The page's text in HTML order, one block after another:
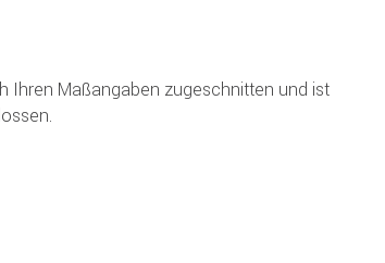
Ihren Maßangaben zugeschnitten und ist